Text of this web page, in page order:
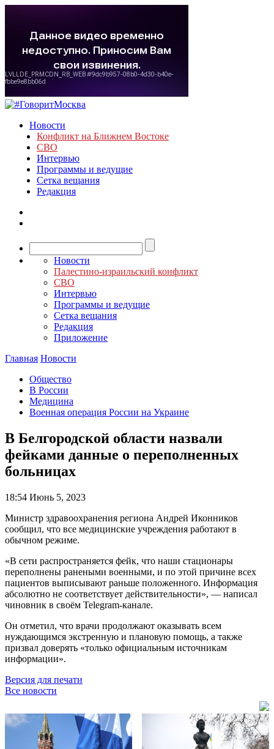
Новости
Конфликт на Ближнем Востоке
СВО
Интервью
Программы и ведущие
Сетка вещания
Редакция
Новости
Палестино-израильский конфликт
СВО
Интервью
Программы и ведущие
Сетка вещания
Редакция
Приложение
Главная Новости
Общество
В России
Медицина
Военная операция России на Украине
В Белгородской области назвали
фейками данные о переполненных
больницах
18:54 Июнь 5, 2023
Министр здравоохранения региона Андрей Иконников
сообщил, что все медицинские учреждения работают в
обычном режиме.
«В сети распространяется фейк, что наши стационары
переполнены ранеными военными, и по этой причине всех
пациентов выписывают раньше положенного. Информация
абсолютно не соответствует действительности», — написал
чиновник в своём Telegram-канале.
Он отметил, что врачи продолжают оказывать всем
нуждающимся экстренную и плановую помощь, а также
призвал доверять «только официальным источникам
информации».
Версия для печати
Все новости